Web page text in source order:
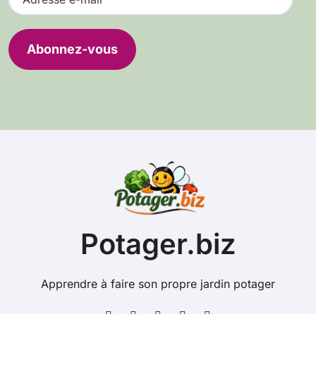
d
e
s
Abonnez-vous
Potager.biz
Apprendre à faire son propre jardin potager